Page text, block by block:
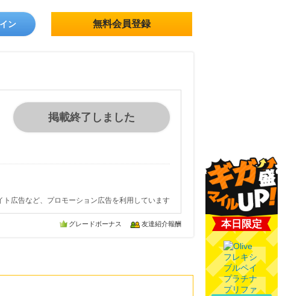
ン 無料会員登録
掲載終了しました
ト広告など、プロモーション広告を利用しています
グレードボーナス 友達紹介報酬 本日限定